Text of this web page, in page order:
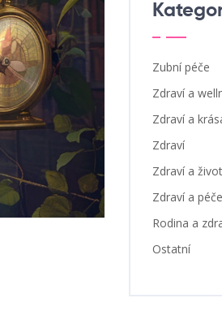
Zubní péče
Zdraví a
Zdraví a
Zdraví
Zdraví a
Zdraví a
Rodina a
Ostatní